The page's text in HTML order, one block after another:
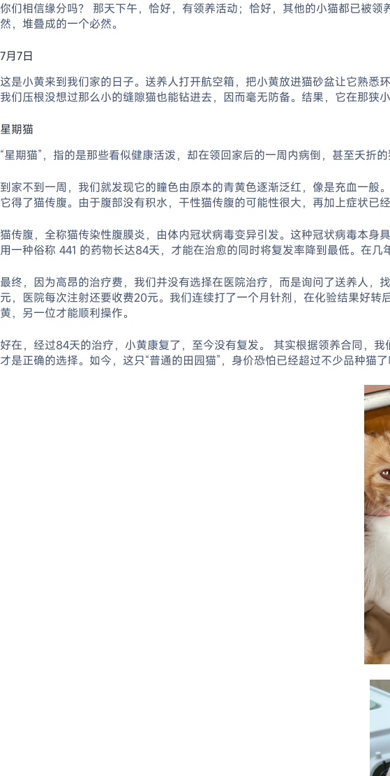
你们相信缘分吗？ 那天下午，恰好，有领养活动；恰好，其他的小猫都已被
然，堆叠成的一个必然。
7月7日
这是小黄来到我们家的日子。送养人打开航空箱，把小黄放进猫砂盆让它熟悉
我们压根没想过那么小的缝隙猫也能钻进去，因而毫无防备。结果，它在那狭
星期猫
“星期猫”，指的是那些看似健康活泼，却在领回家后的一周内病倒，甚至夭折
到家不到一周，我们就发现它的瞳色由原本的青黄色逐渐泛红，像是充血一
它得了猫传腹。由于腹部没有积水，干性猫传腹的可能性很大，再加上症状已
猫传腹，全称猫传染性腹膜炎，由体内冠状病毒变异引发。这种冠状病毒本
用一种俗称 441 的药物长达84天，才能在治愈的同时将复发率降到最低。在
最终，因为高昂的治疗费，我们并没有选择在医院治疗，而是询问了送养人
元，医院每次注射还要收费20元。我们连续打了一个月针剂，在化验结果好
黄，另一位才能顺利操作。
好在，经过84天的治疗，小黄康复了，至今没有复发。 其实根据领养合同，
才是正确的选择。如今，这只“普通的田园猫”，身价恐怕已经超过不少品种猫